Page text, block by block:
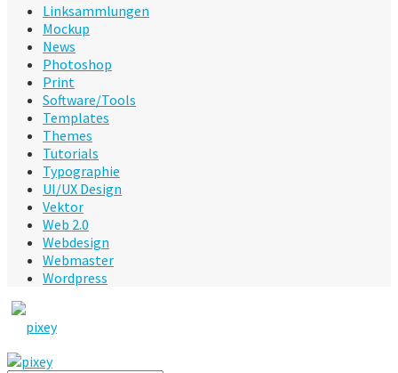
Linksammlungen
Mockup
News
Photoshop
Print
Software/Tools
Templates
Themes
Tutorials
Typographie
UI/UX Design
Vektor
Web 2.0
Webdesign
Webmaster
Wordpress